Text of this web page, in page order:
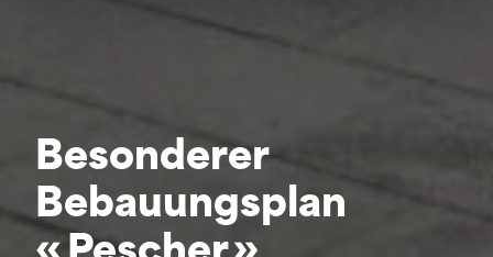
Besonderer
Bebauungsplan